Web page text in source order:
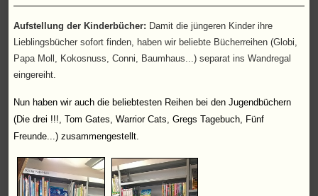
Aufstellung der Kinderbücher: Damit die jüngeren Kinder ihre
Lieblingsbücher sofort finden, haben wir beliebte Bücherreihen (Globi,
Papa Moll, Kokosnuss, Conni, Baumhaus...) separat ins Wandregal
eingereiht.
Nun haben wir auch die beliebtesten Reihen bei den Jugendbüchern
(Die drei !!!, Tom Gates, Warrior Cats, Gregs Tagebuch, Fünf
Freunde...) zusammengestellt.